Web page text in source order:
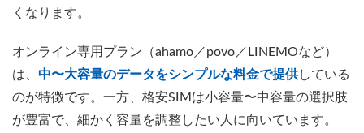
くなります。
オンライン専用プラン（ahamo／povo／LINEMOなど）
は、 中〜大容量のデータをシンプルな料金で提供している
のが特徴です。一方、格安SIMは小容量〜中容量の選択肢
が豊富で、細かく容量を調整したい人に向いています。